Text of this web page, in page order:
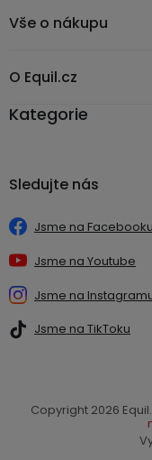
Vše o nákupu
O Equil.cz
Kategorie
Sledujte nás
Jsme na Facebooku
Jsme na Youtube
Jsme na
Jsme na TikToku
Copyright 2026